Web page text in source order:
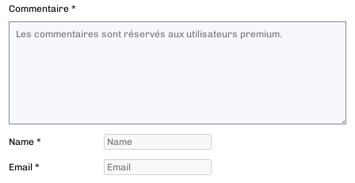
Commentaire*
Name*
Email*